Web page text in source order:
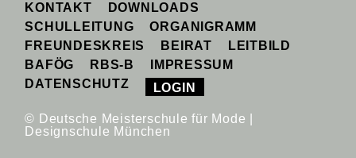
KONTAKT
DOWNLOADS
SCHULLEITUNG
ORGANIGRAMM
FREUNDESKREIS
BEIRAT
LEITBILD
BAFÖG
RBS-B
IMPRESSUM
DATENSCHUTZ
LOGIN
© Deutsche Meisterschule für Mode |
Designschule München